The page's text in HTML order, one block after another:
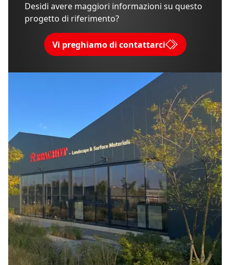
Desidi avere maggiori informazioni su questo
progetto di riferimento?
Vi preghiamo di contattarci